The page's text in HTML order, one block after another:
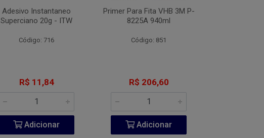
Adesivo Instantaneo
Superciano 20g - ITW
Código: 716
R$ 11,84
Adicionar
Primer Para Fita VHB 3M P-
8225A 940ml
Código: 851
R$ 206,60
Adicionar